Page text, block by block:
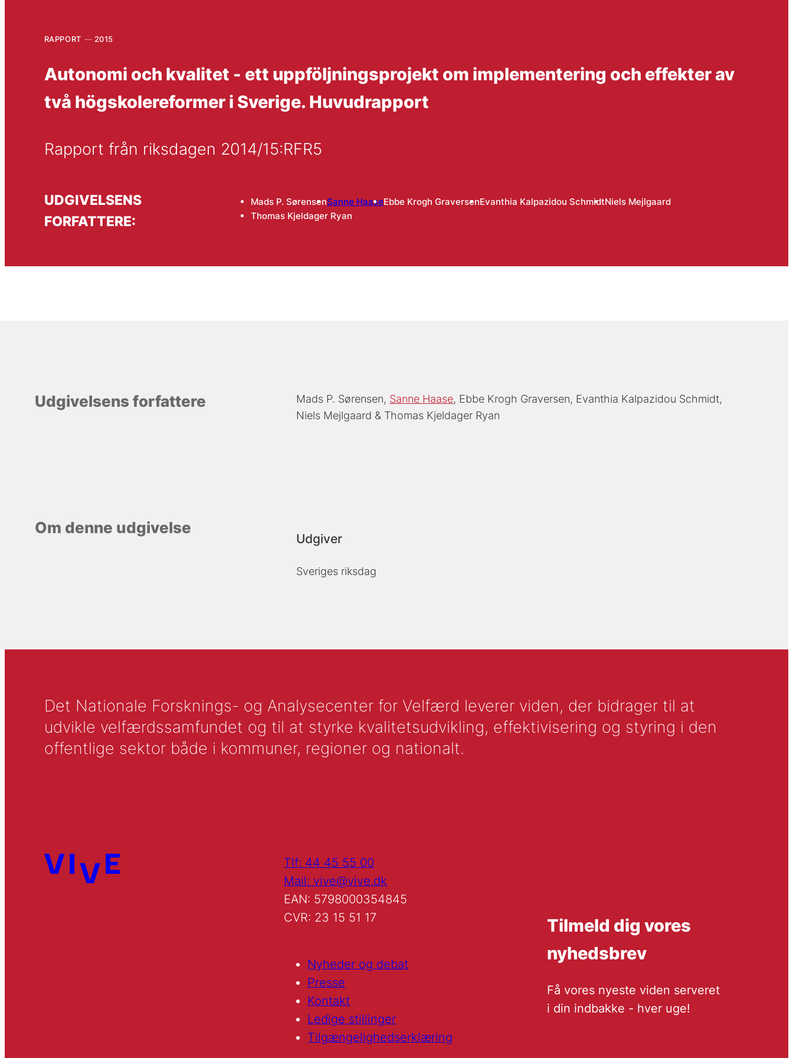
RAPPORT 2015
Autonomi och kvalitet - ett uppföljningsprojekt om implementering och effekter av
två högskolereformer i Sverige. Huvudrapport
Rapport från riksdagen 2014/15:RFR5
UDGIVELSENS
FORFATTERE:
Mads P. SørensenSanne HaaseEbbe Krogh GraversenEvanthia Kalpazidou SchmidtNiels Mejlgaard
Thomas Kjeldager Ryan
Udgivelsens forfattere Mads P. Sørensen Sanne Haase Ebbe Krogh Graversen Evanthia Kalpazidou Schmidt
Niels Mejlgaard
Thomas Kjeldager Ryan
Om denne udgivelse
Udgiver
Sveriges riksdag
Det Nationale Forsknings- og Analysecenter for Velfærd leverer viden, der bidrager til at
udvikle velfærdssamfundet og til at styrke kvalitetsudvikling, effektivisering og styring i den
offentlige sektor både i kommuner, regioner og nationalt.
Tlf: 44 45 55 00
Mail: vive@vive.dk
EAN: 5798000354845
CVR: 23 15 51 17
Nyheder og debat
Presse
Kontakt
Ledige stillinger
Tilgængelighedserklæring
Tilmeld dig vores
nyhedsbrev
Få vores nyeste viden serveret
i din indbakke - hver uge!